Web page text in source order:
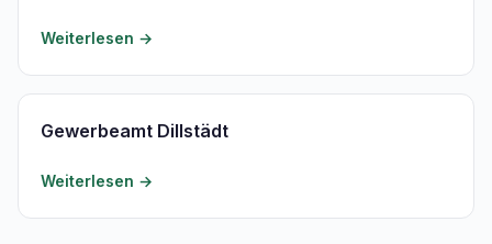
Weiterlesen →
Gewerbeamt Dillstädt
Weiterlesen →